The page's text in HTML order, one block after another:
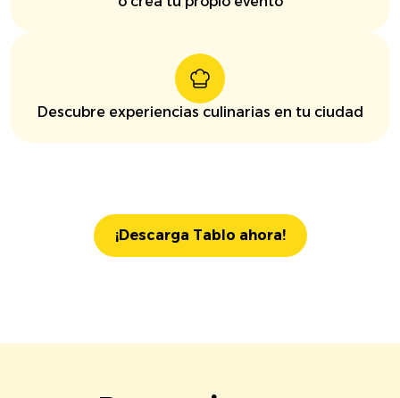
Descubre experiencias culinarias en tu ciudad
¡Descarga Tablo ahora!